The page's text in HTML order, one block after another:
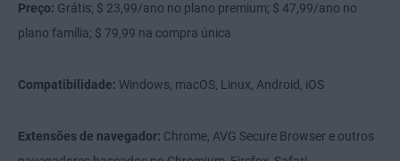
Preço: Grátis; $ 23,99/ano no plano premium; $ 47,99/ano no
plano família; $ 79,99 na compra única
Compatibilidade: Windows, macOS, Linux, Android, iOS
Extensões de navegador: Chrome, AVG Secure Browser e outros